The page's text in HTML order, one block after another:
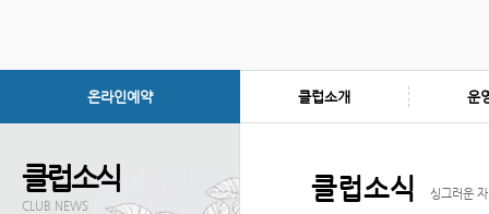
온라인예약 클럽소개 운
클럽소식
CLUB NEWS
클럽소식 싱그러운